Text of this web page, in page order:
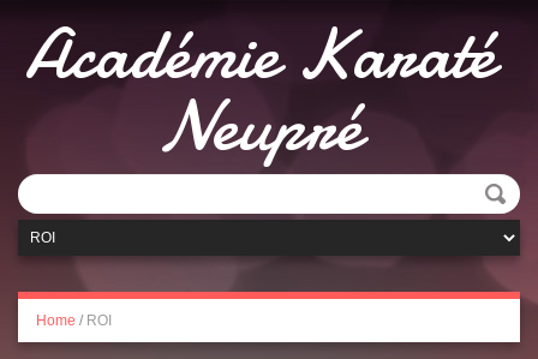
Académie Karaté
Neupré
Home / ROI